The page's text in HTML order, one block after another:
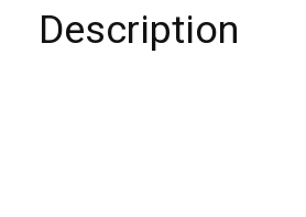
Description